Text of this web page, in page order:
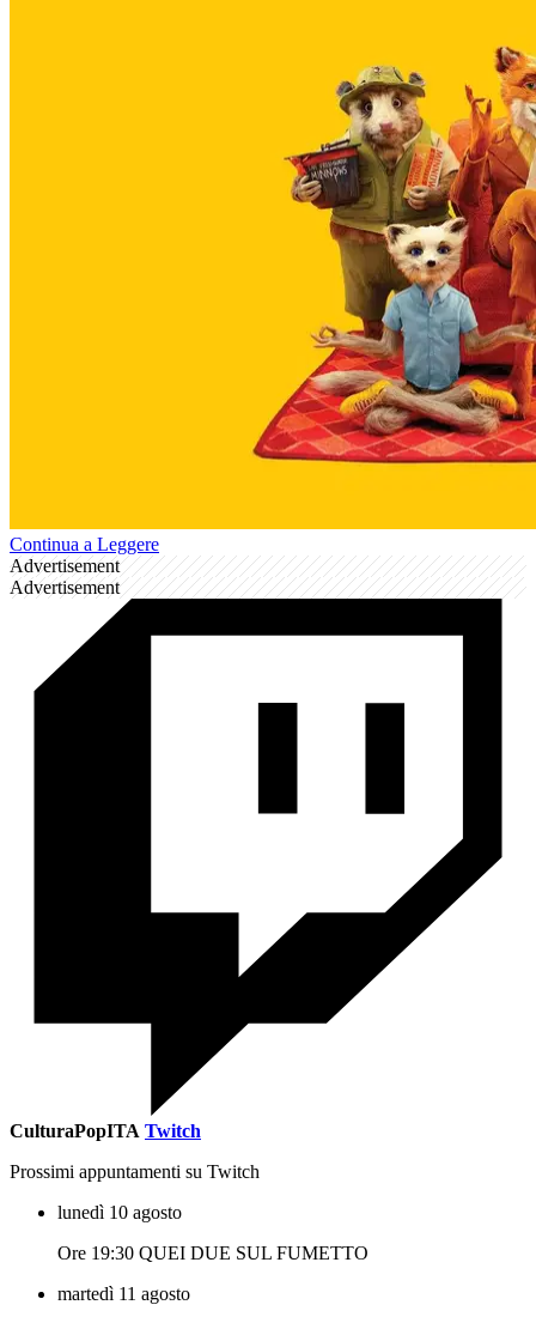
Continua a Leggere
Advertisement
Advertisement
CulturaPopITA Twitch
Prossimi appuntamenti su Twitch
lunedì 10 agosto
Ore 19:30 QUEI DUE SUL FUMETTO
martedì 11 agosto